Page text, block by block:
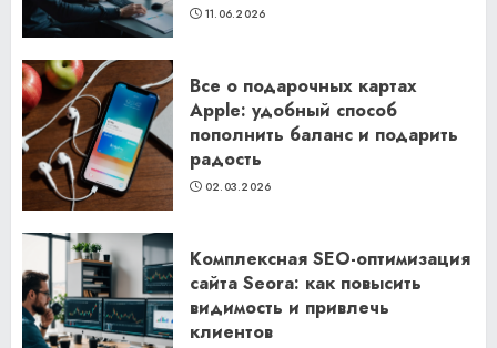
11.06.2026
Все о подарочных картах
Apple: удобный способ
пополнить баланс и подарить
радость
02.03.2026
Комплексная SEO-оптимизация
сайта Seora: как повысить
видимость и привлечь
клиентов